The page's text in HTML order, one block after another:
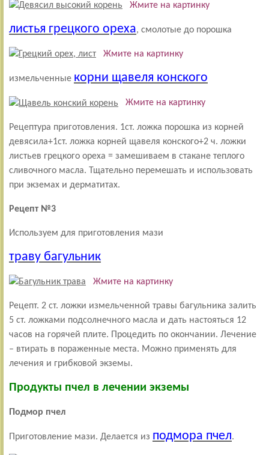
Жмите на картинку
листья грецкого ореха, смолотые до порошка
Жмите на картинку
измельченные корни щавеля конского
Жмите на картинку
Рецептура приготовления. 1ст. ложка порошка из корней
девясила+1ст. ложка корней щавеля конского+2 ч. ложки
листьев грецкого ореха = замешиваем в стакане теплого
сливочного масла. Тщательно перемешать и использовать
при экземах и дерматитах.
Рецепт №3
Используем для приготовления мази
траву багульник
Жмите на картинку
Рецепт. 2 ст. ложки измельченной травы багульника залить
5 ст. ложками подсолнечного масла и дать настояться 12
часов на горячей плите. Процедить по окончании. Лечение
– втирать в пораженные места. Можно применять для
лечения и грибковой экземы.
Продукты пчел в лечении экземы
Подмор пчел
Приготовление мази. Делается из подмора пчел.